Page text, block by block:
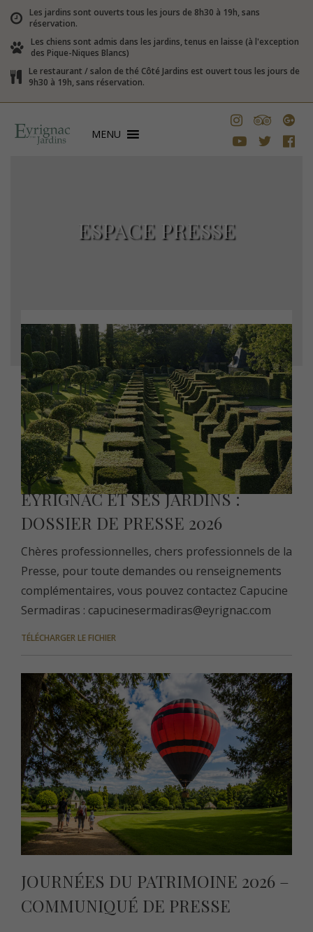
Les jardins sont ouverts tous les jours de 8h30 à 19h, sans
réservation.
Les chiens sont admis dans les jardins, tenus en laisse (à l'exception
des Pique-Niques Blancs)
Le restaurant / salon de thé Côté Jardins est ouvert tous les jours de
9h30 à 19h, sans réservation.
MENU
ESPACE PRESSE
EYRIGNAC ET SES JARDINS :
DOSSIER DE PRESSE 2026
Chères professionnelles, chers professionnels de la
Presse, pour toute demandes ou renseignements
complémentaires, vous pouvez contactez Capucine
Sermadiras : capucinesermadiras@eyrignac.com
TÉLÉCHARGER LE FICHIER
JOURNÉES DU PATRIMOINE 2026 –
COMMUNIQUÉ DE PRESSE